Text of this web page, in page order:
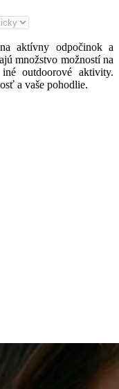
aktívny odpočinok a
množstvo možností na
outdoorové aktivity.
a vaše pohodlie.